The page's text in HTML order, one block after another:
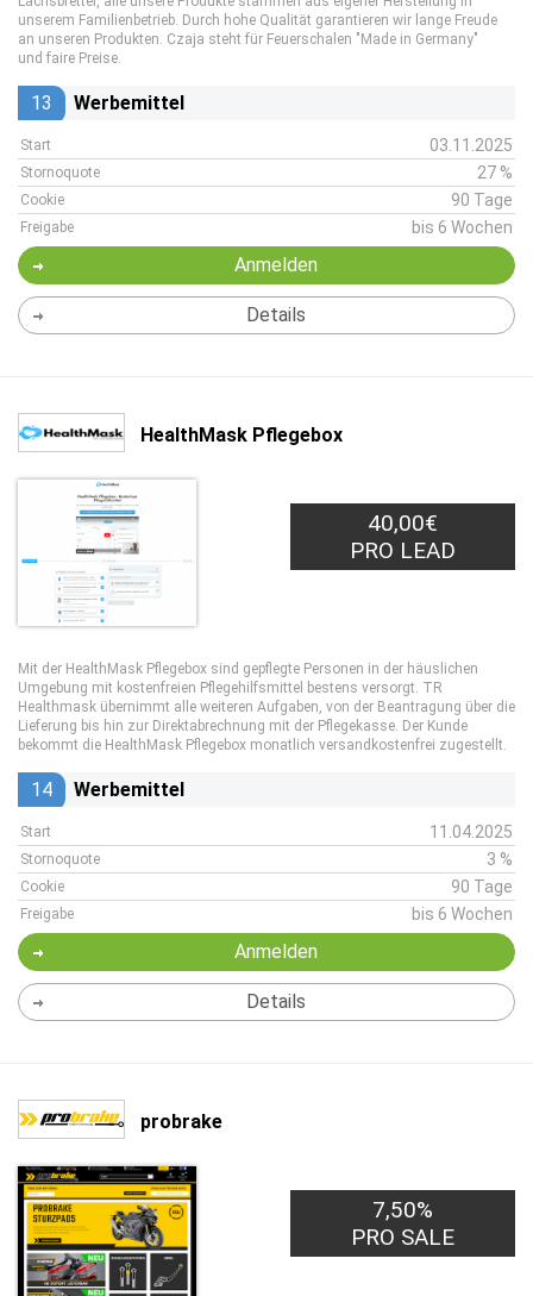
unserem Familienbetrieb. Durch hohe Qualität garantieren wir lange Freude
an unseren Produkten. Czaja steht für Feuerschalen "Made in Germany"
und faire Preise.
13 Werbemittel
Start 03.11.2025
Stornoquote 27 %
Cookie 90 Tage
Freigabe bis 6 Wochen
Anmelden
Details
HealthMask Pflegebox
40,00€
PRO LEAD
Mit der HealthMask Pflegebox sind gepflegte Personen in der häuslichen
Umgebung mit kostenfreien Pflegehilfsmittel bestens versorgt. TR
Healthmask übernimmt alle weiteren Aufgaben, von der Beantragung über die
Lieferung bis hin zur Direktabrechnung mit der Pflegekasse. Der Kunde
bekommt die HealthMask Pflegebox monatlich versandkostenfrei zugestellt.
14 Werbemittel
Start 11.04.2025
Stornoquote 3 %
Cookie 90 Tage
Freigabe bis 6 Wochen
Anmelden
Details
probrake
7,50%
PRO SALE